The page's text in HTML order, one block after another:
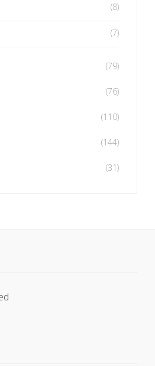
(8)
(7)
(79)
(76)
(110)
(144)
(31)